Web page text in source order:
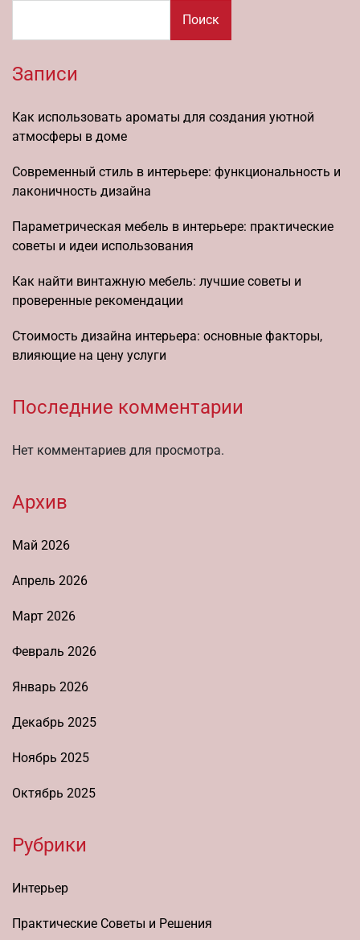
Поиск
Записи
Как использовать ароматы для создания уютной
атмосферы в доме
Современный стиль в интерьере: функциональность и
лаконичность дизайна
Параметрическая мебель в интерьере: практические
советы и идеи использования
Как найти винтажную мебель: лучшие советы и
проверенные рекомендации
Стоимость дизайна интерьера: основные факторы,
влияющие на цену услуги
Последние комментарии
Нет комментариев для просмотра.
Архив
Май 2026
Апрель 2026
Март 2026
Февраль 2026
Январь 2026
Декабрь 2025
Ноябрь 2025
Октябрь 2025
Рубрики
Интерьер
Практические Советы и Решения